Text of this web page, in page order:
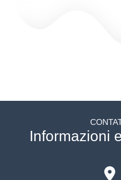
Informazioni